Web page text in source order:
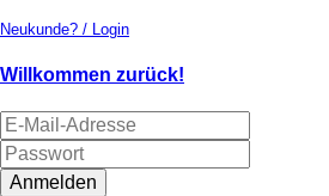
Neukunde? / Login
Willkommen zurück!
Anmelden